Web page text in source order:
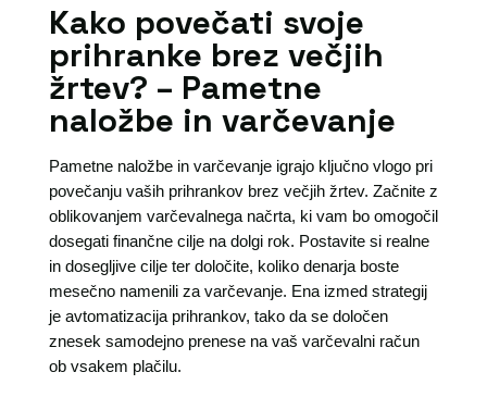
Kako povečati svoje
prihranke brez večjih
žrtev? – Pametne
naložbe in varčevanje
Pametne naložbe in varčevanje igrajo ključno vlogo pri
povečanju vaših prihrankov brez večjih žrtev. Začnite z
oblikovanjem varčevalnega načrta, ki vam bo omogočil
dosegati finančne cilje na dolgi rok. Postavite si realne
in dosegljive cilje ter določite, koliko denarja boste
mesečno namenili za varčevanje. Ena izmed strategij
je avtomatizacija prihrankov, tako da se določen
znesek samodejno prenese na vaš varčevalni račun
ob vsakem plačilu.